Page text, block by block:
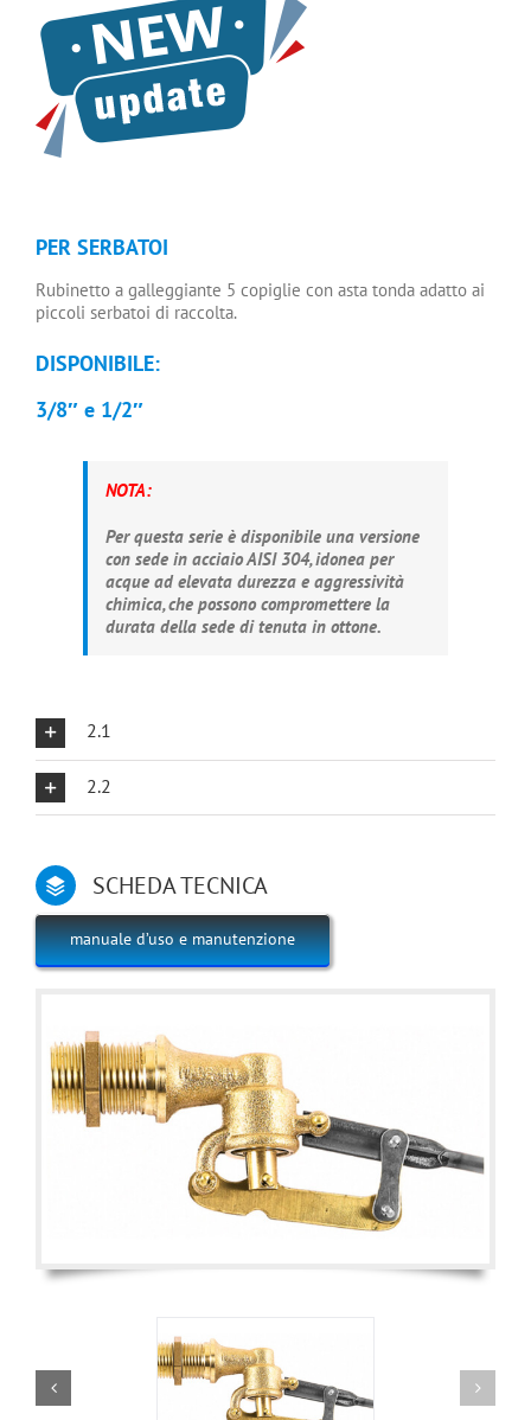
PER SERBATOI
Rubinetto a galleggiante 5 copiglie con asta tonda adatto ai
piccoli serbatoi di raccolta.
DISPONIBILE:
3/8″ e 1/2″
NOTA:
Per questa serie è disponibile una versione
con sede in acciaio AISI 304, idonea per
acque ad elevata durezza e aggressività
chimica, che possono compromettere la
durata della sede di tenuta in ottone.
2.1
2.2
SCHEDA TECNICA
manuale d’uso e manutenzione